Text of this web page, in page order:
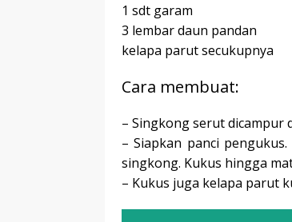
1 sdt garam
3 lembar daun pandan
kelapa parut secukupnya
Cara membuat:
– Singkong serut dicampur
– Siapkan panci
singkong. Kukus hingga
– Kukus juga kelapa parut